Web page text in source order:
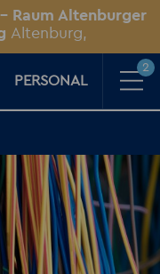
Raum Altenburger
Altenburg,
Traumjob
PERSONAL
2